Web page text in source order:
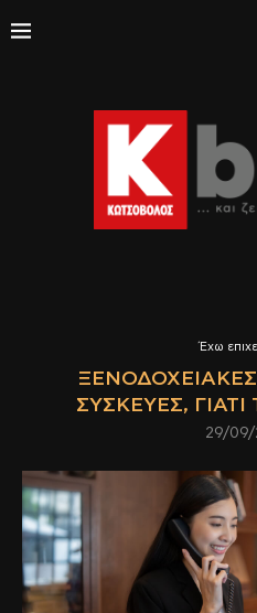
Έχω
ΣΥΣΚΕΥΈΣ, ΓΙΑΤΊ
29/09/